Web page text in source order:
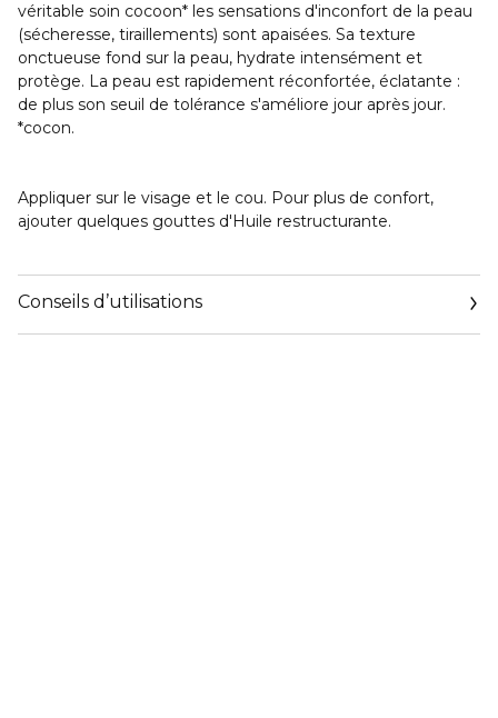
véritable soin cocoon* les sensations d'inconfort de la peau
(sécheresse, tiraillements) sont apaisées. Sa texture
onctueuse fond sur la peau, hydrate intensément et
protège. La peau est rapidement réconfortée, éclatante :
de plus son seuil de tolérance s'améliore jour après jour.
*cocon.
Appliquer sur le visage et le cou. Pour plus de confort,
ajouter quelques gouttes d'Huile restructurante.
Conseils d’utilisations